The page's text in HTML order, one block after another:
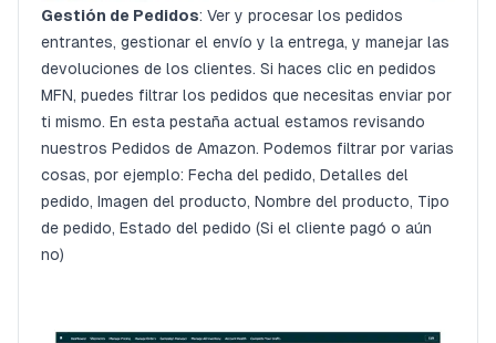
Gestión de Pedidos: Ver y procesar los pedidos
entrantes, gestionar el envío y la entrega, y manejar las
devoluciones de los clientes. Si haces clic en pedidos
MFN, puedes filtrar los pedidos que necesitas enviar por
ti mismo. En esta pestaña actual estamos revisando
nuestros Pedidos de Amazon. Podemos filtrar por varias
cosas, por ejemplo: Fecha del pedido, Detalles del
pedido, Imagen del producto, Nombre del producto, Tipo
de pedido, Estado del pedido (Si el cliente pagó o aún
no)